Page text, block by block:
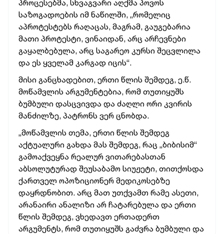
პროცესებმა, სხვაგვარი აღქმა პოვოს
საზოგადოების იმ ნაწილში, „რომელიც
აპროტესტებს რაღაცას, მაგრამ, გაუგებარია
მათი პროტესტი, ვინაიდან, არც არჩევნები
გაყალბებულა, არც საგარეო კურსი შეცვლილა
და ეს ყველამ კარგად იცის“.
მისი განცხადებით, ერთი წლის შემდეგ, ე.წ.
მოწამვლის არგუმენტებია, რომ თუთიყუშს
ბუმბული დასცვივდა და ძაღლი ორი კვირის
მანძილზე, პატრონს ვერ ცნობდა.
„მოწამვლის თემა, ერთი წლის შემდეგ
აქტუალური გახდა მას შემდეგ, რაც „ბიბისიმ“
გამოაქვეყნა რეალურ ვითარებასთან
აბსოლუტურად შეუსაბამო სიუჟეტი, თითქოსდა
ქართველ ოპოზიციონერ მედიკოსებზე
დაყრდნობით. არც მათ უთქვამთ რამე ასეთი,
არანაირი ანალიზი არ ჩატარებულა და ერთი
წლის შემდეგ, ვხედავთ ერთადერთ
არგუმენტს, რომ თუთიყუშს გაძვრა ბუმბული და